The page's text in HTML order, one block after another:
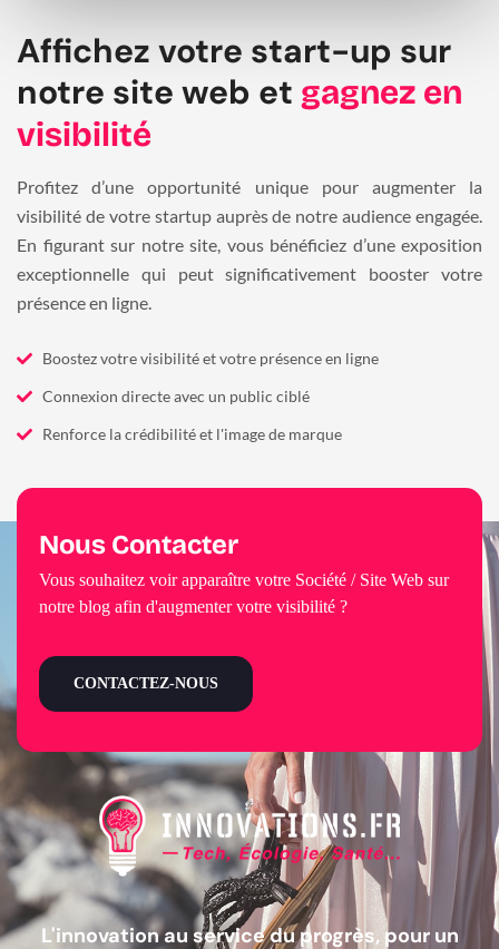
Affichez votre start-up sur
notre site web et gagnez en
visibilité
Profitez d’une opportunité unique pour augmenter la
visibilité de votre startup auprès de notre audience engagée.
En figurant sur notre site, vous bénéficiez d’une exposition
exceptionnelle qui peut significativement booster votre
présence en ligne.
Boostez votre visibilité et votre présence en ligne
Connexion directe avec un public ciblé
Renforce la crédibilité et l'image de marque
L'innovation au service du progrès, pour un
Nous Contacter
Vous souhaitez voir apparaître votre Société / Site Web sur
notre blog afin d'augmenter votre visibilité ?
CONTACTEZ-NOUS